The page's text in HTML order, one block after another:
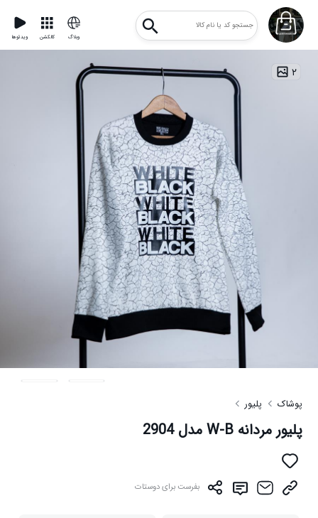
ویدئوها کالکشن وبلاگ
۲
پوشاک پلیور
پلیور مردانه W-B مدل 2904
بفرست برای دوستات